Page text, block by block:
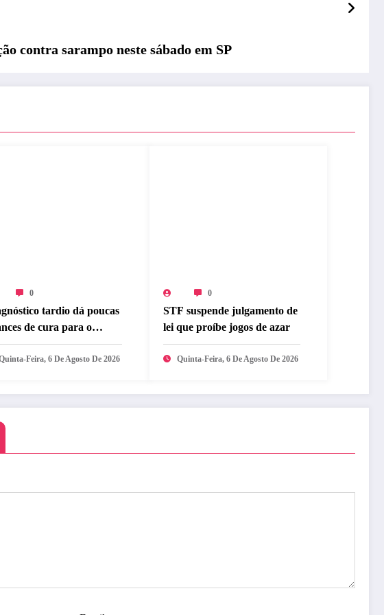
contra sarampo neste sábado em SP
0
tardio dá poucas
de cura para o
de pulmão
Feira, 6 De Agosto De 2026
0
STF suspende julgamento de
lei que proíbe jogos de azar
Quinta-Feira, 6 De Agosto De 2026